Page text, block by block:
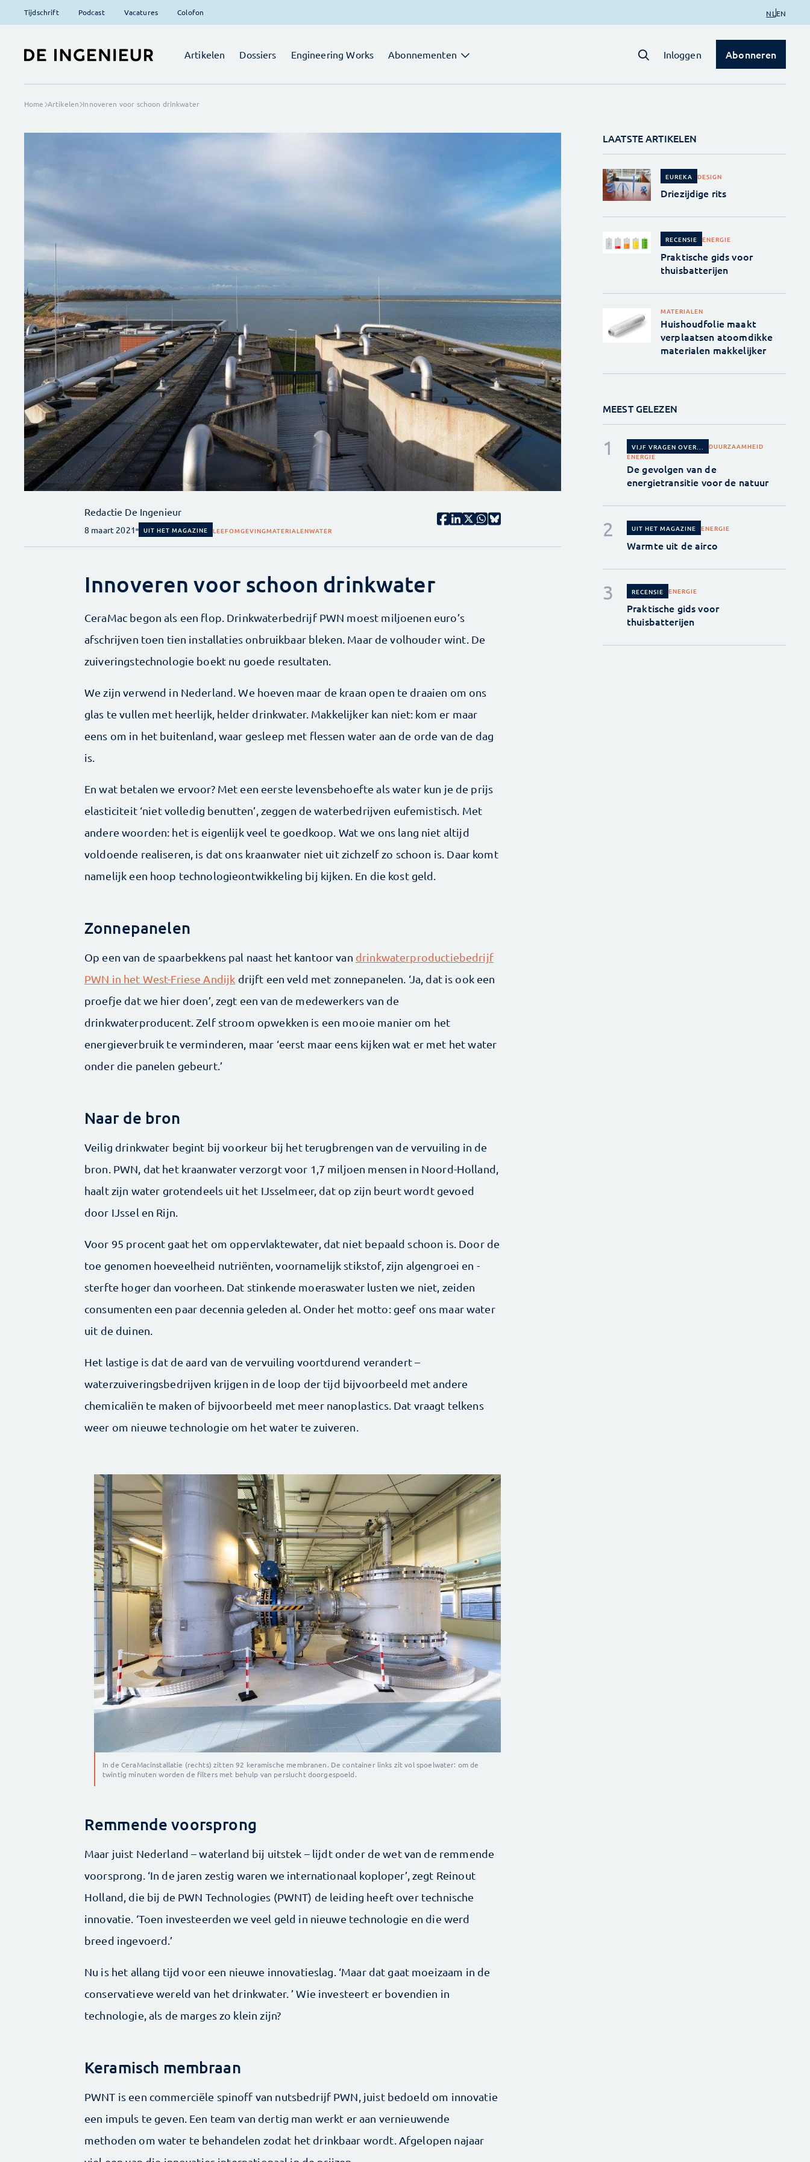
Tijdschrift Podcast Vacatures Colofon NL EN
Artikelen Dossiers Engineering Works Abonnementen Inloggen Abonneren
Home Artikelen Innoveren voor schoon drinkwater
Redactie De Ingenieur
8 maart 2021 UIT HET MAGAZINE LEEFOMGEVINGMATERIALENWATER
Innoveren voor schoon drinkwater
CeraMac begon als een flop. Drinkwaterbedrijf PWN moest miljoenen euro’s
afschrijven toen tien installaties onbruikbaar bleken. Maar de volhouder wint. De
zuiveringstechnologie boekt nu goede resultaten.
We zijn verwend in Nederland. We hoeven maar de kraan open te draaien om ons
glas te vullen met heerlijk, helder drinkwater. Makkelijker kan niet: kom er maar
eens om in het buitenland, waar gesleep met flessen water aan de orde van de dag
is.
En wat betalen we ervoor? Met een eerste levensbehoefte als water kun je de prijs
elasticiteit ‘niet volledig benutten’, zeggen de waterbedrijven eufemistisch. Met
andere woorden: het is eigenlijk veel te goedkoop. Wat we ons lang niet altijd
voldoende realiseren, is dat ons kraanwater niet uit zichzelf zo schoon is. Daar komt
namelijk een hoop technologieontwikkeling bij kijken. En die kost geld.
Zonnepanelen
Op een van de spaarbekkens pal naast het kantoor van drinkwaterproductiebedrijf
PWN in het West-Friese Andijk drijft een veld met zonnepanelen. ‘Ja, dat is ook een
proefje dat we hier doen’, zegt een van de medewerkers van de
drinkwaterproducent. Zelf stroom opwekken is een mooie manier om het
energieverbruik te verminderen, maar ‘eerst maar eens kijken wat er met het water
onder die panelen gebeurt.’
Naar de bron
Veilig drinkwater begint bij voorkeur bij het terugbrengen van de vervuiling in de
bron. PWN, dat het kraanwater verzorgt voor 1,7 miljoen mensen in Noord-Holland,
haalt zijn water grotendeels uit het IJsselmeer, dat op zijn beurt wordt gevoed
door IJssel en Rijn.
Voor 95 procent gaat het om oppervlaktewater, dat niet bepaald schoon is. Door de
toe genomen hoeveelheid nutriënten, voornamelijk stikstof, zijn algengroei en -
sterfte hoger dan voorheen. Dat stinkende moeraswater lusten we niet, zeiden
consumenten een paar decennia geleden al. Onder het motto: geef ons maar water
uit de duinen.
Het lastige is dat de aard van de vervuiling voortdurend verandert –
waterzuiveringsbedrijven krijgen in de loop der tijd bijvoorbeeld met andere
chemicaliën te maken of bijvoorbeeld met meer nanoplastics. Dat vraagt telkens
weer om nieuwe technologie om het water te zuiveren.
In de CeraMacinstallatie (rechts) zitten 92 keramische membranen. De container links zit vol spoelwater: om de
twintig minuten worden de filters met behulp van perslucht doorgespoeld.
Remmende voorsprong
Maar juist Nederland – waterland bij uitstek – lijdt onder de wet van de remmende
voorsprong. ‘In de jaren zestig waren we internationaal koploper’, zegt Reinout
Holland, die bij de PWN Technologies (PWNT) de leiding heeft over technische
innovatie. ‘Toen investeerden we veel geld in nieuwe technologie en die werd
breed ingevoerd.’
Nu is het allang tijd voor een nieuwe innovatieslag. ‘Maar dat gaat moeizaam in de
conservatieve wereld van het drinkwater. ’ Wie investeert er bovendien in
technologie, als de marges zo klein zijn?
Keramisch membraan
PWNT is een commerciële spinoff van nutsbedrijf PWN, juist bedoeld om innovatie
een impuls te geven. Een team van dertig man werkt er aan vernieuwende
methoden om water te behandelen zodat het drinkbaar wordt. Afgelopen najaar
LAATSTE ARTIKELEN
EUREKA DESIGN
Driezijdige rits
RECENSIE ENERGIE
Praktische gids voor
thuisbatterijen
MATERIALEN
Huishoudfolie maakt
verplaatsen atoomdikke
materialen makkelijker
MEEST GELEZEN
VIJF VRAGEN OVER...
DUURZAAMHEID
ENERGIE
De gevolgen van de
energietransitie voor de natuur
UIT HET MAGAZINE ENERGIE
Warmte uit de airco
RECENSIE ENERGIE
Praktische gids voor
thuisbatterijen